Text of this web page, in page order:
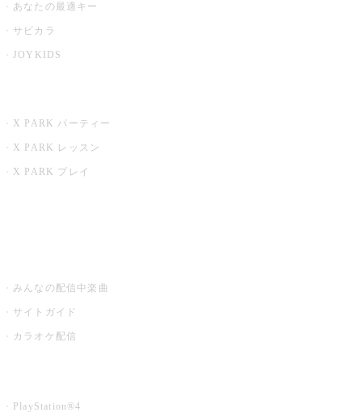
あなたの最適キー
サビカラ
JOYKIDS
X PARK パーティー
X PARK レッスン
X PARK プレイ
みんなの配信中楽曲
サイトガイド
カラオケ配信
PlayStation®4